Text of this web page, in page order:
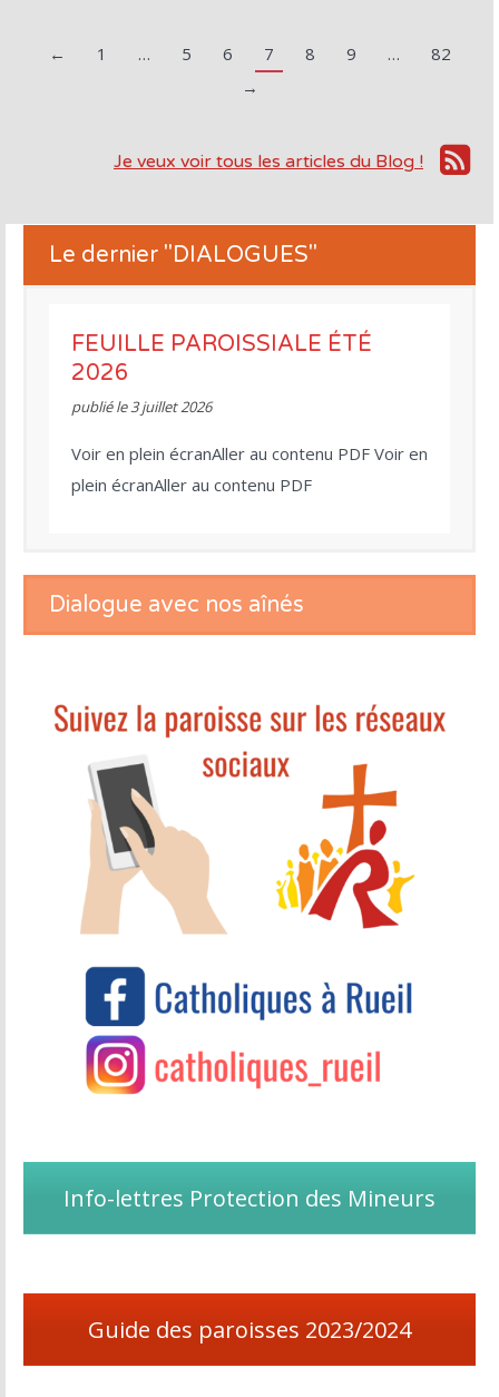
← 1 … 5 6 7 8 9 …
82
→
Je veux voir tous les articles du Blog !
Le dernier "DIALOGUES"
FEUILLE PAROISSIALE ÉTÉ
2026
publié le3 juillet 2026
Voir en plein écranAller au contenu PDF Voir en
plein écranAller au contenu PDF
Dialogue avec nos aînés
Info-lettres Protection des Mineurs
Guide des paroisses 2023/2024